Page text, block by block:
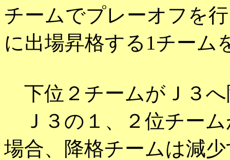
チームでプレーオフを
に出場昇格する1チーム
下位２チームがＪ３へ
Ｊ３の１、２位チー
場合、降格チームは減